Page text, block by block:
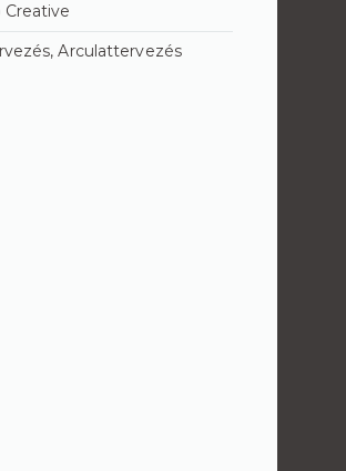
Creative
Arculattervezés